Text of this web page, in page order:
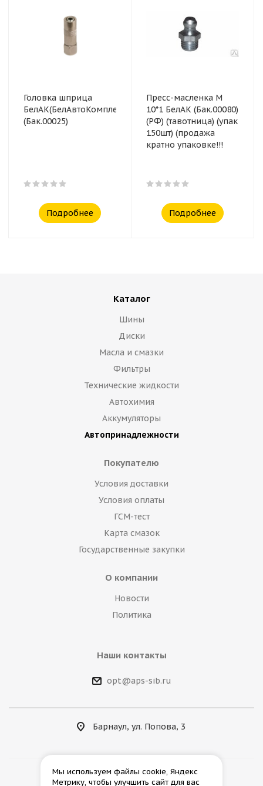
Головка шприца
БелАК(БелАвтоКомплект)
(Бак.00025)
Подробнее
Пресс-масленка М
10*1 БелАК (Бак.00080)
(РФ) (тавотница) (упак
150шт) (продажа
кратно упаковке!!!
Подробнее
Каталог
Шины
Диски
Масла и смазки
Фильтры
Технические жидкости
Автохимия
Аккумуляторы
Автопринадлежности
Покупателю
Условия доставки
Условия оплаты
ГСМ-тест
Карта смазок
Государственные закупки
О компании
Новости
Политика
Наши контакты
opt@aps-sib.ru
Барнаул, ул. Попова, 3
2026 © АгроПромСнаб
Мы используем файлы cookie, Яндекс
Метрику, чтобы улучшить сайт для вас